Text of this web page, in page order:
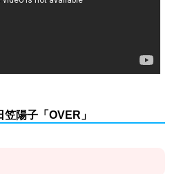
陽子「OVER」